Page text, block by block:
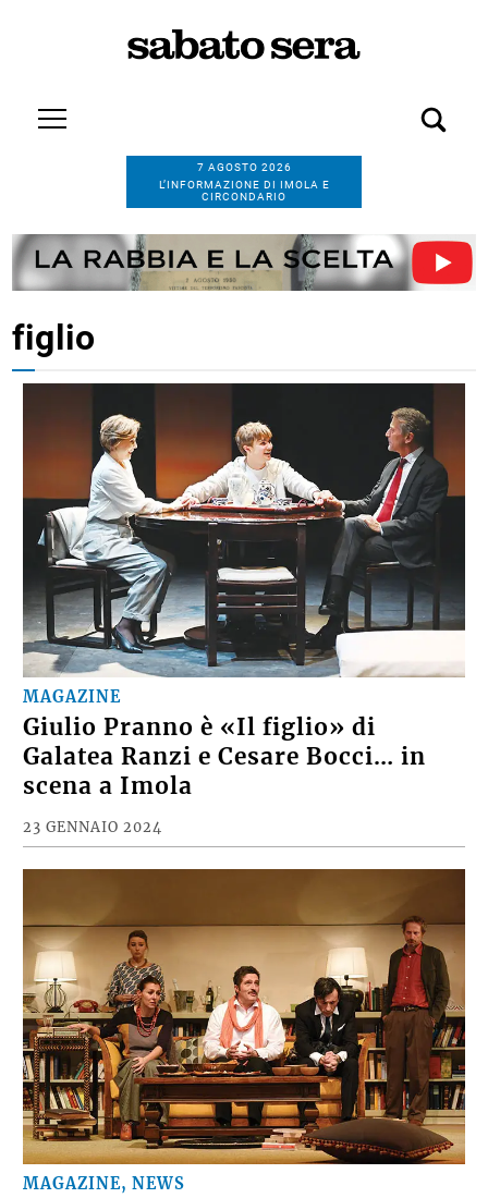
7 AGOSTO 2026
L’INFORMAZIONE DI IMOLA E
CIRCONDARIO
figlio
MAGAZINE
Giulio Pranno è «Il figlio» di
Galatea Ranzi e Cesare Bocci… in
scena a Imola
23 GENNAIO 2024
MAGAZINE, NEWS